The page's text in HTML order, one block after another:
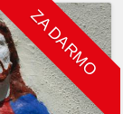
ZA DARMO